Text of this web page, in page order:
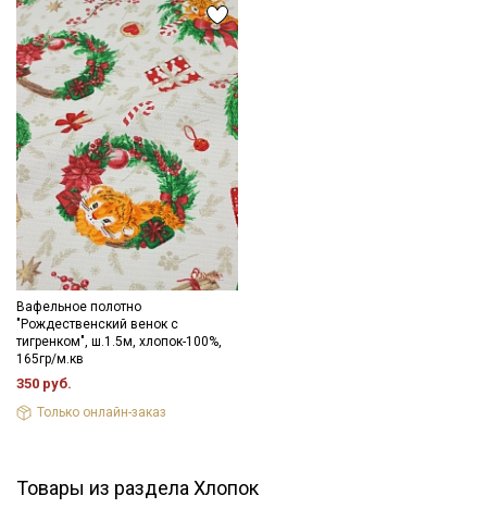
Вафельное полотно
"Рождественский венок с
тигренком", ш.1.5м, хлопок-100%,
165гр/м.кв
350 руб.
Только онлайн-заказ
Товары из раздела Хлопок